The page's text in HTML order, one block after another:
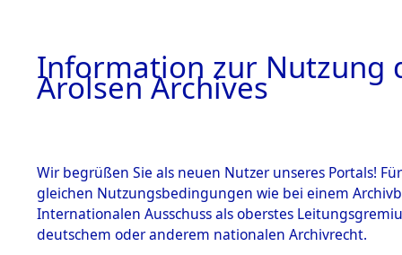
BILD
Information zur Nutzung
Arolsen Archives
Wir begrüßen Sie als neuen Nutzer unseres Portals!
gleichen Nutzungsbedingungen wie bei einem
Internationalen Ausschuss als oberstes
deutschem oder anderem nationalen Archivrecht.